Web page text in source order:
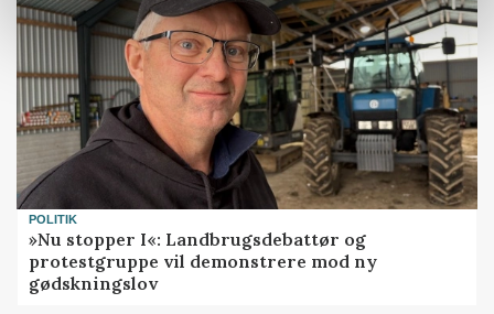
POLITIK
»Nu stopper I«: Landbrugsdebattør og
protestgruppe vil demonstrere mod ny
gødskningslov